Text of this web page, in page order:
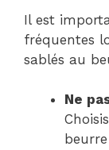
Il est
fréquentes
sablés au
Ne